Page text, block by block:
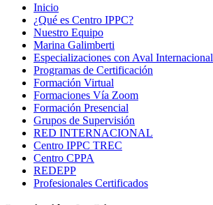
Inicio
¿Qué es Centro IPPC?
Nuestro Equipo
Marina Galimberti
Especializaciones con Aval Internacional
Programas de Certificación
Formación Virtual
Formaciones Vía Zoom
Formación Presencial
Grupos de Supervisión
RED INTERNACIONAL
Centro IPPC TREC
Centro CPPA
REDEPP
Profesionales Certificados